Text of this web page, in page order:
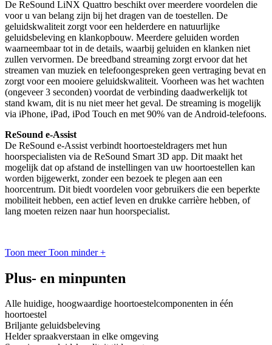
De ReSound LiNX Quattro beschikt over meerdere voordelen die
voor u van belang zijn bij het dragen van de toestellen. De
geluidskwaliteit zorgt voor een helderdere en natuurlijke
geluidsbeleving en klankopbouw. Meerdere geluiden worden
waarneembaar tot in de details, waarbij geluiden en klanken niet
zullen vervormen. De breedband streaming zorgt ervoor dat het
streamen van muziek en telefoongespreken geen vertraging bevat en
zorgt voor een mooiere geluidskwaliteit. Voorheen was het wachten
(ongeveer 3 seconden) voordat de verbinding daadwerkelijk tot
stand kwam, dit is nu niet meer het geval. De streaming is mogelijk
via iPhone, iPad, iPod Touch en met 90% van de Android-telefoons.
ReSound e-Assist
De ReSound e-Assist verbindt hoortoesteldragers met hun
hoorspecialisten via de ReSound Smart 3D app. Dit maakt het
mogelijk dat op afstand de instellingen van uw hoortoestellen kan
worden bijgewerkt, zonder een bezoek te plegen aan een
hoorcentrum. Dit biedt voordelen voor gebruikers die een beperkte
mobiliteit hebben, een actief leven en drukke carrière hebben, of
lang moeten reizen naar hun hoorspecialist.
Toon meer Toon minder +
Plus- en minpunten
Alle huidige, hoogwaardige hoortoestelcomponenten in één
hoortoestel
Briljante geluidsbeleving
Helder spraakverstaan in elke omgeving